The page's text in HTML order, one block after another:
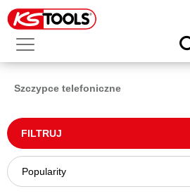
Szczypce telefoniczne
FILTRUJ